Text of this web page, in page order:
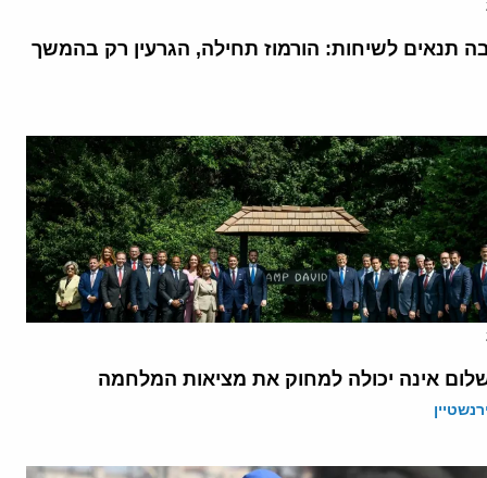
תנאים לשיחות: הורמוז תחילה, הגרעין רק בהמשך
אינה יכולה למחוק את מציאות המלחמה